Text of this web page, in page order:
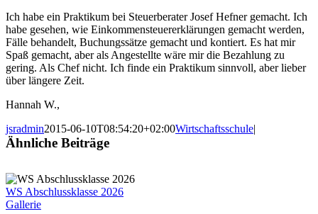
Ich habe ein Praktikum bei Steuerberater Josef Hefner gemacht. Ich
habe gesehen, wie Einkommensteuererklärungen gemacht werden,
Fälle behandelt, Buchungssätze gemacht und kontiert. Es hat mir
Spaß gemacht, aber als Angestellte wäre mir die Bezahlung zu
gering. Als Chef nicht. Ich finde ein Praktikum sinnvoll, aber lieber
über längere Zeit.
Hannah W.,
jsradmin2015-06-10T08:54:20+02:00Wirtschaftsschule|
Ähnliche Beiträge
WS Abschlussklasse 2026
Gallerie